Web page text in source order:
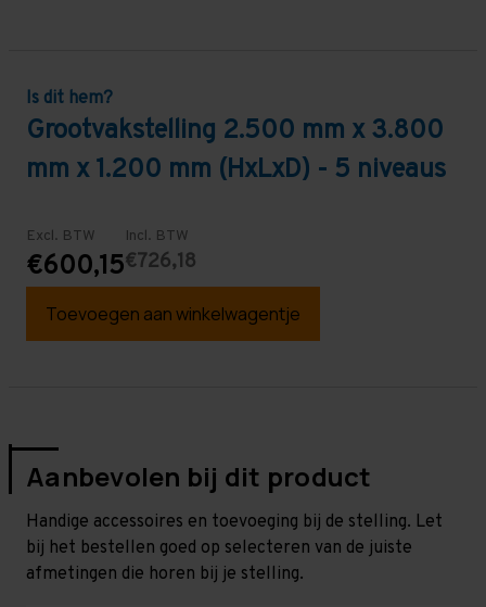
Is dit hem?
Grootvakstelling 2.500 mm x 3.800
mm x 1.200 mm (HxLxD) - 5 niveaus
Excl. BTW
€600,15
Incl. BTW
€726,18
Toevoegen aan winkelwagentje
Aanbevolen bij dit product
Handige accessoires en toevoeging bij de stelling. Let
bij het bestellen goed op selecteren van de juiste
afmetingen die horen bij je stelling.